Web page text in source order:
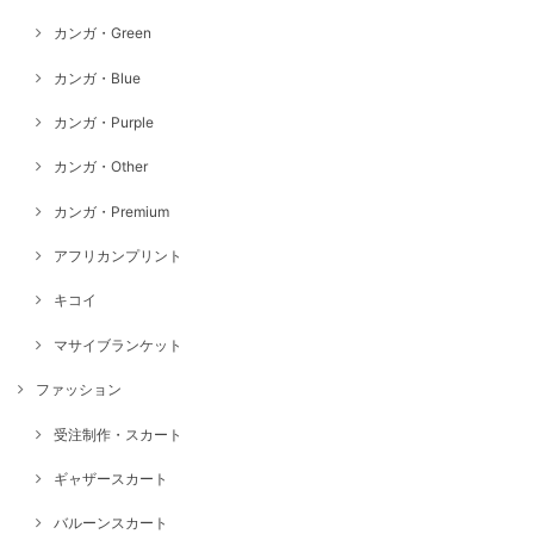
カンガ・Green
カンガ・Blue
カンガ・Purple
カンガ・Other
カンガ・Premium
アフリカンプリント
キコイ
マサイブランケット
ファッション
受注制作・スカート
ギャザースカート
バルーンスカート